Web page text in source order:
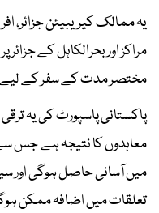
یہ ممالک کیریبیئن جزائر،
مراکز اور بحرالکاہل کے
مختصر مدت کے سفر کے لیے
پاکستانی پاسپورٹ کی یہ
معاہدوں کا نتیجہ ہے جس سے
میں آسانی حاصل ہوگی اور
تعلقات میں اضافہ ممکن